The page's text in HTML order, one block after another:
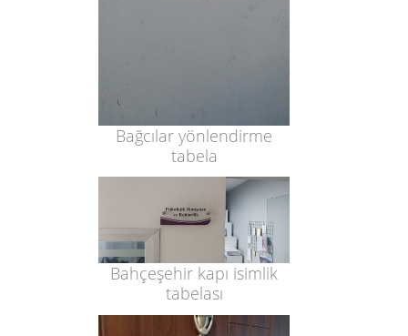
Bağcılar yönlendirme
tabela
Bahçeşehir kapı isimlik
tabelası